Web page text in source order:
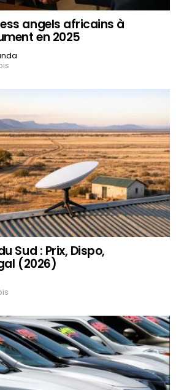
angels africains à
en 2025
Sud : Prix, Dispo,
(2026)